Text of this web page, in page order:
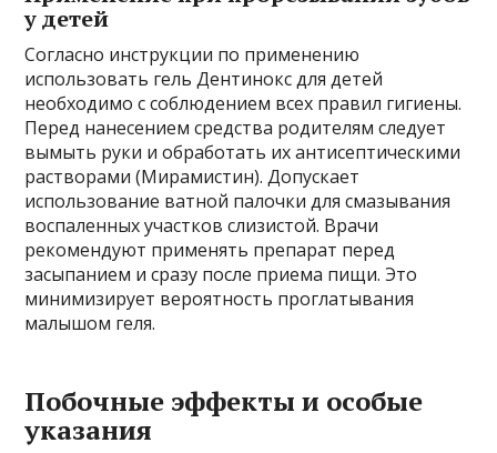
у детей
Согласно инструкции по применению
использовать гель Дентинокс для детей
необходимо с соблюдением всех правил гигиены.
Перед нанесением средства родителям следует
вымыть руки и обработать их антисептическими
растворами (Мирамистин). Допускает
использование ватной палочки для смазывания
воспаленных участков слизистой. Врачи
рекомендуют применять препарат перед
засыпанием и сразу после приема пищи. Это
минимизирует вероятность проглатывания
малышом геля.
Побочные эффекты и особые
указания